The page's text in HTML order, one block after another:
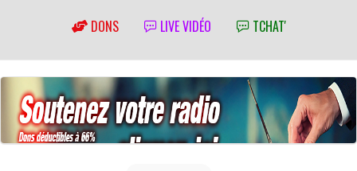
DONS LIVE VIDÉO TCHAT'